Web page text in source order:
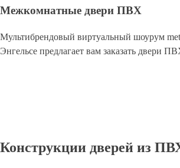
Межкомнатные двери ПВХ
Мультибрендовый виртуальный шоурум
Энгельсе предлагает вам заказать двери
Конструкции дверей из